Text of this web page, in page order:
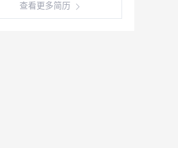
查看更多简历